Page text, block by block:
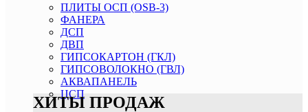
ПЛИТЫ ОСП (OSB-3)
ФАНЕРА
ДСП
ДВП
ГИПСОКАРТОН (ГКЛ)
ГИПСОВОЛОКНО (ГВЛ)
АКВАПАНЕЛЬ
ЦСП
ХИТЫ ПРОДАЖ